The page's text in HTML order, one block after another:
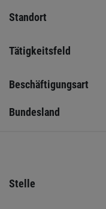
Standort
Tätigkeitsfeld
Beschäftigungsart
Bundesland
Stelle